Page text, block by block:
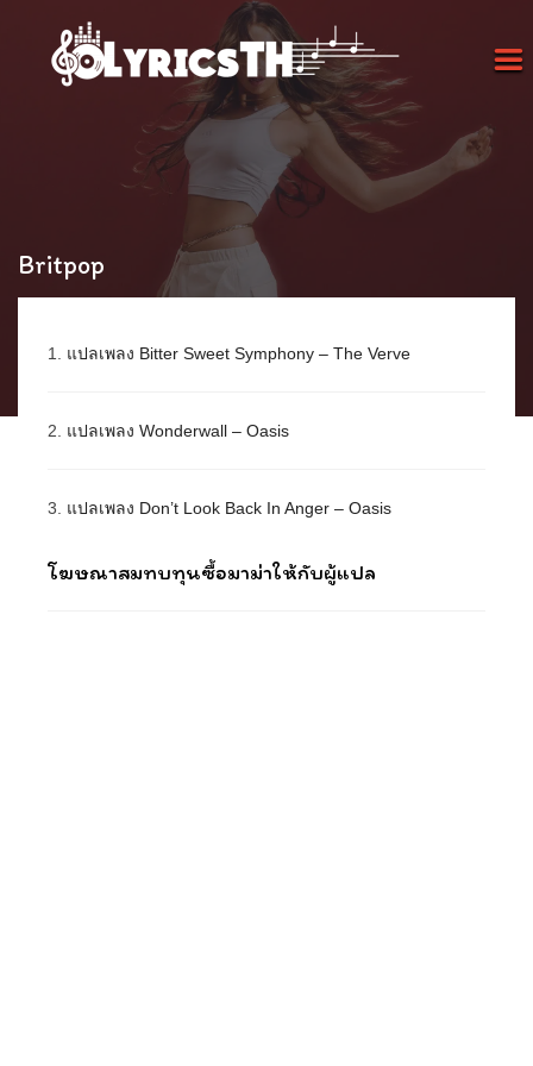
Britpop
1. แปลเพลง Bitter Sweet Symphony – The Verve
2. แปลเพลง Wonderwall – Oasis
3. แปลเพลง Don’t Look Back In Anger – Oasis
โฆษณาสมทบทุนซื้อมาม่าให้กับผู้แปล